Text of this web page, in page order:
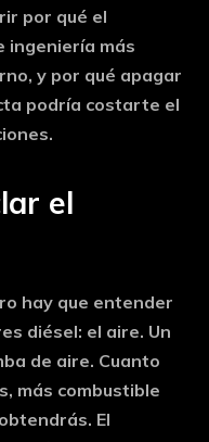
por qué el
ingeniería más
y por qué apagar
podría costarte el
el
hay que entender
diésel: el aire. Un
de aire. Cuanto
más combustible
El